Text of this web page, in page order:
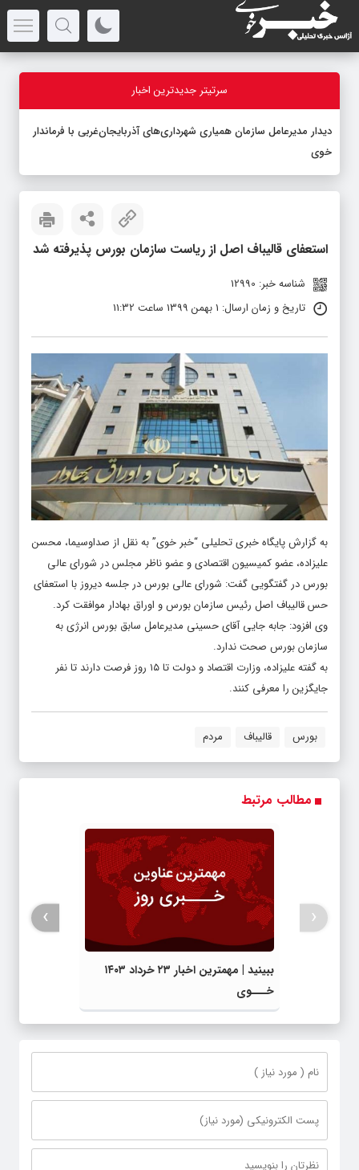
سرتیتر جدیدترین اخبار
دیدار مدیرعامل سازمان همیاری شهرداری‌های آذربایجان‌غربی با فرماندار
خوی
استعفای قالیباف اصل از ریاست سازمان بورس پذیرفته شد
شناسه خبر: 12990
تاریخ و زمان ارسال: 1 بهمن 1399 ساعت 11:32
به گزارش پایگاه خبری تحلیلی “خبر خوی” به نقل از صداوسیما، محسن
علیزاده، عضو کمیسیون اقتصادی و عضو ناظر مجلس در شورای عالی
بورس در گفتگویی گفت: شورای عالی بورس در جلسه دیروز با استعفای
حس قالیباف اصل رئیس سازمان بورس و اوراق بهادار موافقت کرد.
وی افزود: جابه جایی آقای حسینی مدیرعامل سابق بورس انرژی به
سازمان بورس صحت ندارد.
به گفته علیزاده، وزارت اقتصاد و دولت تا ۱۵ روز فرصت دارند تا نفر
جایگزین را معرفی کنند.
بورس قالیباف مردم
مطالب مرتبط
ببینید | مهمترین اخبار ۲۳ خرداد ۱۴۰۳
خـــوی
‹
›